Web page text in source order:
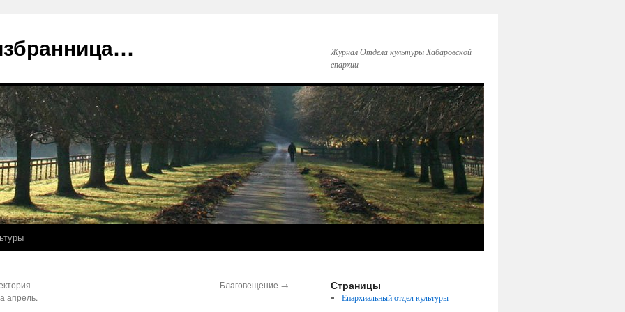
Журнал Отдела культуры Хабаровской
епархии
апрель.
Благовещение → Страницы
Епархиальный отдел культуры